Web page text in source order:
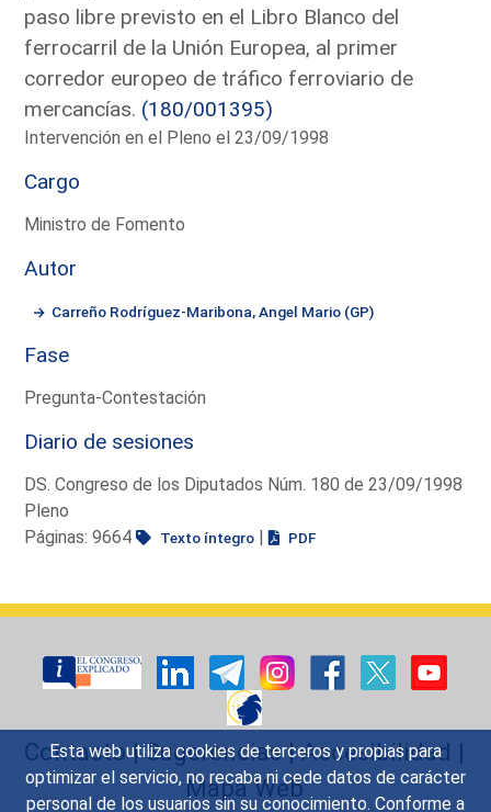
Esta web utiliza cookies de terceros y propias para
optimizar el servicio, no recaba ni cede datos de carácter
personal de los usuarios sin su conocimiento. Conforme a
paso libre previsto en el Libro Blanco del
ferrocarril de la Unión Europea, al primer
corredor europeo de tráfico ferroviario de
mercancías. (180/001395)
Intervención en el Pleno el 23/09/1998
Cargo
Ministro de Fomento
Autor
Carreño Rodríguez-Maribona, Angel Mario (GP)
Fase
Pregunta-Contestación
Diario de sesiones
DS. Congreso de los Diputados Núm. 180 de 23/09/1998
Pleno
Páginas: 9664
Texto íntegro | PDF
Contacto|Sugerencias|Accesibilidad |
Mapa Web